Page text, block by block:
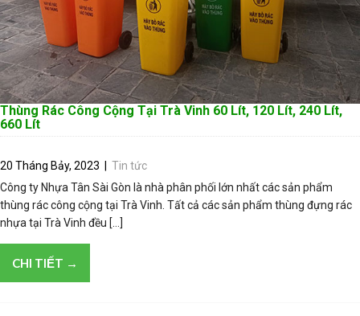
Thùng Rác Công Cộng Tại Trà Vinh 60 Lít, 120 Lít, 240 Lít,
660 Lít
20 Tháng Bảy, 2023
Tin tức
Công ty Nhựa Tân Sài Gòn là nhà phân phối lớn nhất các sản phẩm
thùng rác công cộng tại Trà Vinh. Tất cả các sản phẩm thùng đựng rác
nhựa tại Trà Vinh đều […]
CHI TIẾT →